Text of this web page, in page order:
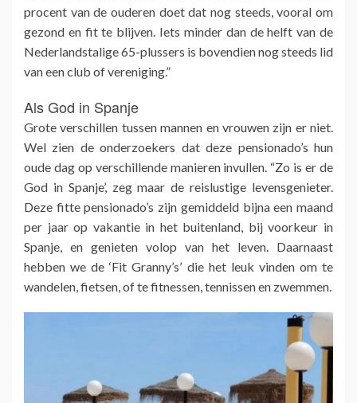
procent van de ouderen doet dat nog steeds, vooral om
gezond en fit te blijven. Iets minder dan de helft van de
Nederlandstalige 65-plussers is bovendien nog steeds lid
van een club of vereniging.”
Als God in Spanje
Grote verschillen tussen mannen en vrouwen zijn er niet.
Wel zien de onderzoekers dat deze pensionado’s hun
oude dag op verschillende manieren invullen. “Zo is er de
God in Spanje’, zeg maar de reislustige levensgenieter.
Deze fitte pensionado’s zijn gemiddeld bijna een maand
per jaar op vakantie in het buitenland, bij voorkeur in
Spanje, en genieten volop van het leven. Daarnaast
hebben we de ‘Fit Granny’s’ die het leuk vinden om te
wandelen, fietsen, of te fitnessen, tennissen en zwemmen.